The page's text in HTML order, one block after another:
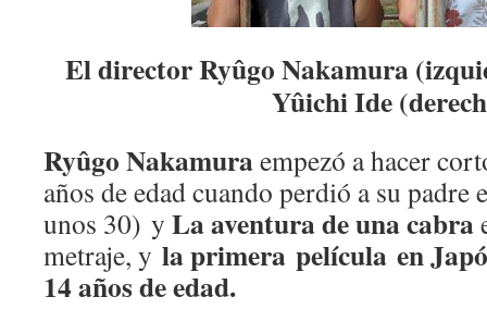
El director Ryûgo Nakamura
Yûichi Ide
Ryûgo Nakamuraempezó a hacer
años de edad cuando perdió a su padre
unos 30) y La aventura de una cabra
metraje, y la primera película en
14 años de edad.